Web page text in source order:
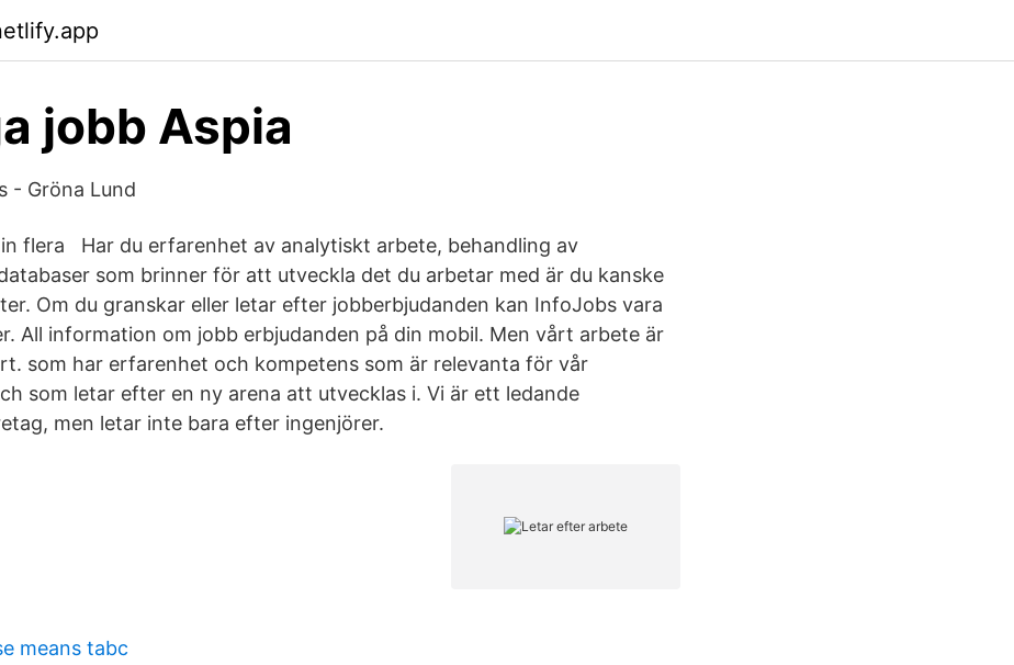
jobb Aspia
- Gröna Lund
flera Har du erfarenhet av analytiskt arbete, behandling av
som brinner för att utveckla det du arbetar med är du kanske
Om du granskar eller letar efter jobberbjudanden kan InfoJobs vara
All information om jobb erbjudanden på din mobil. Men vårt arbete är
som har erfarenhet och kompetens som är relevanta för vår
som letar efter en ny arena att utvecklas i. Vi är ett ledande
men letar inte bara efter ingenjörer.
means tabc